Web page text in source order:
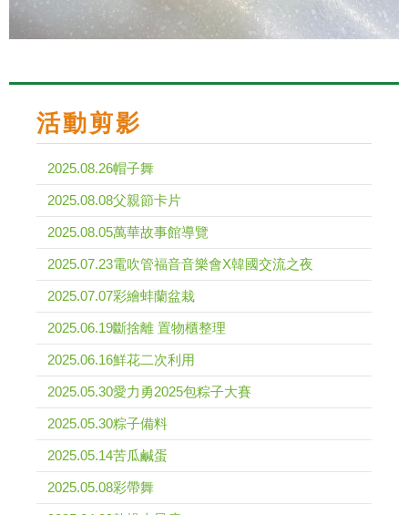
活動剪影
2025.08.26帽子舞
2025.08.08父親節卡片
2025.08.05萬華故事館導覽
2025.07.23電吹管福音音樂會X韓國交流之夜
2025.07.07彩繪蚌蘭盆栽
2025.06.19斷捨離 置物櫃整理
2025.06.16鮮花二次利用
2025.05.30愛力勇2025包粽子大賽
2025.05.30粽子備料
2025.05.14苦瓜鹹蛋
2025.05.08彩帶舞